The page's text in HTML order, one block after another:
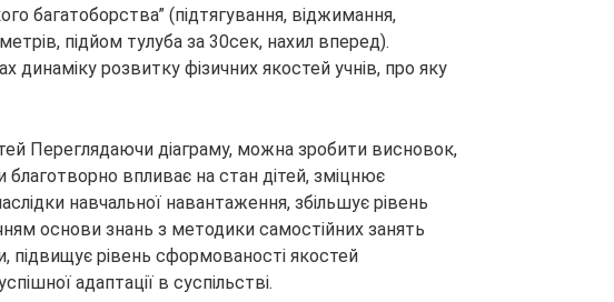
багатоборства” (підтягування, віджимання,
підйом тулуба за 30сек, нахил вперед).
динаміку розвитку фізичних якостей учнів, про яку
Переглядаючи діаграму, можна зробити висновок,
благотворно впливає на стан дітей, зміцнює
навчальної навантаження, збільшує рівень
основи знань з методики самостійних занять
рівень сформованості якостей
адаптації в суспільстві.